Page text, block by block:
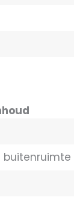
buitenruimte